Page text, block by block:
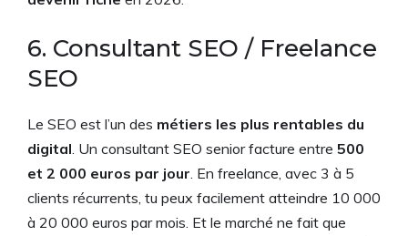
6. Consultant SEO / Freelance
SEO
Le SEO est l’un des métiers les plus rentables du
digital . Un consultant SEO senior facture entre 500
et 2 000 euros par jour . En freelance, avec 3 à 5
clients récurrents, tu peux facilement atteindre 10 000
à 20 000 euros par mois. Et le marché ne fait que